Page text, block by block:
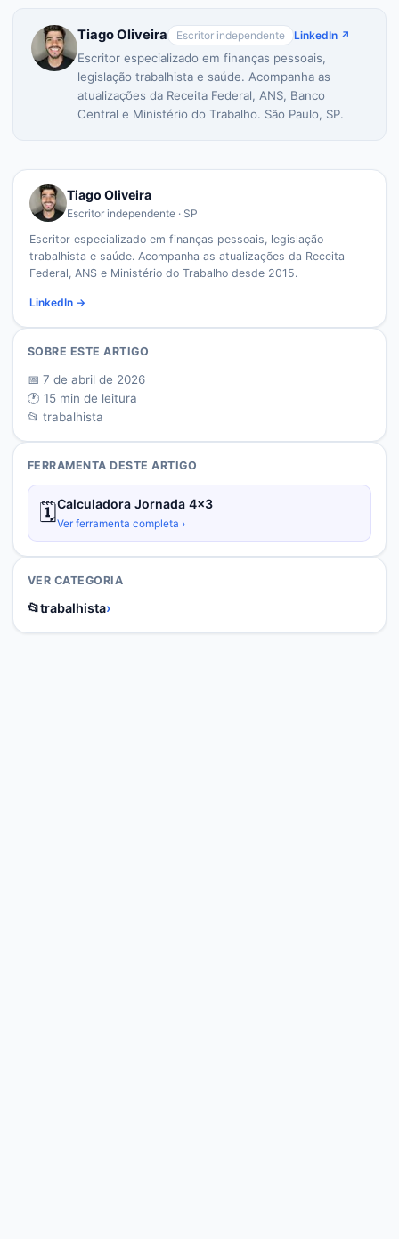
Tiago Oliveira Escritor independente LinkedIn ↗
Escritor especializado em finanças pessoais,
legislação trabalhista e saúde. Acompanha as
atualizações da Receita Federal, ANS, Banco
Central e Ministério do Trabalho. São Paulo, SP.
Tiago Oliveira
Escritor independente · SP
Escritor especializado em finanças pessoais, legislação
trabalhista e saúde. Acompanha as atualizações da Receita
Federal, ANS e Ministério do Trabalho desde 2015.
LinkedIn →
SOBRE ESTE ARTIGO
📅 7 de abril de 2026
🕐 15 min de leitura
📂 trabalhista
FERRAMENTA DESTE ARTIGO
🗓️Calculadora Jornada 4x3
Ver ferramenta completa ›
VER CATEGORIA
📂trabalhista›